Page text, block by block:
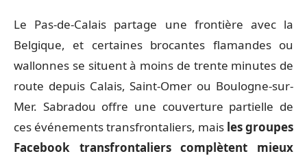
Le Pas-de-Calais partage une frontière avec la
Belgique, et certaines brocantes flamandes ou
wallonnes se situent à moins de trente minutes de
route depuis Calais, Saint-Omer ou Boulogne-sur-
Mer. Sabradou offre une couverture partielle de
ces événements transfrontaliers, mais les groupes
Facebook transfrontaliers complètent mieux